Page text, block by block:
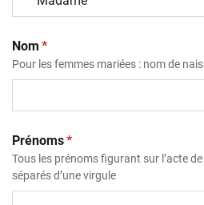
Nom (obligatoire)
*
Pour les femmes mariées : nom de
Prénoms(obligatoire)
*
Tous les prénoms figurant sur l’acte
séparés d’une virgule